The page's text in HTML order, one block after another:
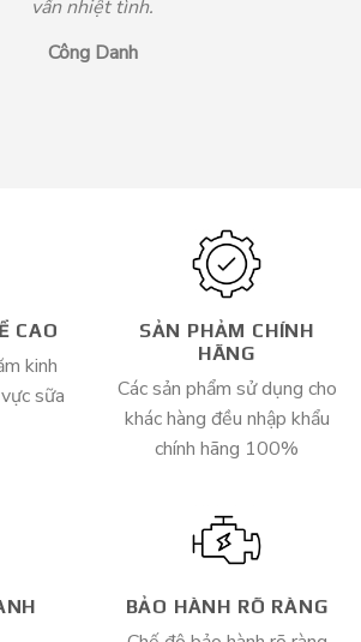
vấn nhiệt tình.
Công Danh
CAO
kinh
sữa
SẢN PHẢM CHÍNH
HÃNG
Các sản phẩm sử dụng cho
khác hàng đều nhập khẩu
chính hãng 100%
BẢO HÀNH RÕ RÀNG